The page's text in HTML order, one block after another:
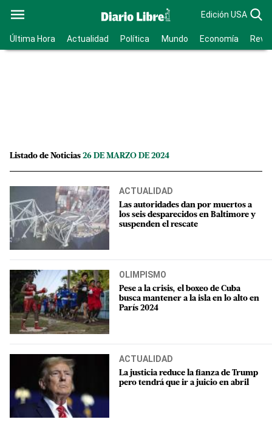
Edición USA
Última Hora Actualidad Política Mundo Economía
Listado de Noticias 26 DE MARZO DE 2024
ACTUALIDAD
Las autoridades dan por muertos a
los seis desparecidos en Baltimore y
suspenden el rescate
OLIMPISMO
Pese a la crisis, el boxeo de Cuba
busca mantener a la isla en lo alto en
París 2024
ACTUALIDAD
La justicia reduce la fianza de Trump
pero tendrá que ir a juicio en abril